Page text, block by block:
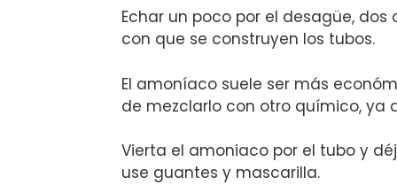
Echar un poco por el desagüe,
con que se construyen los tubos.
El amoníaco suele ser más
de mezclarlo con otro químico, ya
Vierta el amoniaco por el tubo y
use guantes y mascarilla.